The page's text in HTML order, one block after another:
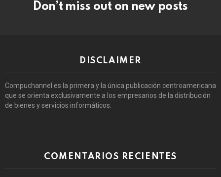
Don’t miss out on new posts
DISCLAIMER
Compuchannel es la primera y la única publicación centroamericana
que se orienta exclusivamente a los empresarios de la distribución
de bienes y servicios informáticos.
COMENTARIOS RECIENTES